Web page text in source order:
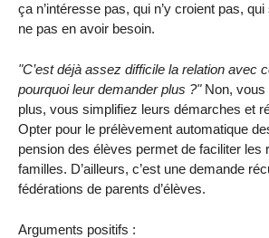
ça n’intéresse pas, qui n’y croient pas,
ne pas en avoir besoin.
"C’est déjà assez difficile la relation avec
pourquoi leur demander plus ?"Non, vous
plus, vous simplifiez leurs démarches et
Opter pour le prélèvement automatique
pension des élèves permet de faciliter les
familles. D’ailleurs, c’est une demande
fédérations de parents d’élèves.
Arguments positifs :